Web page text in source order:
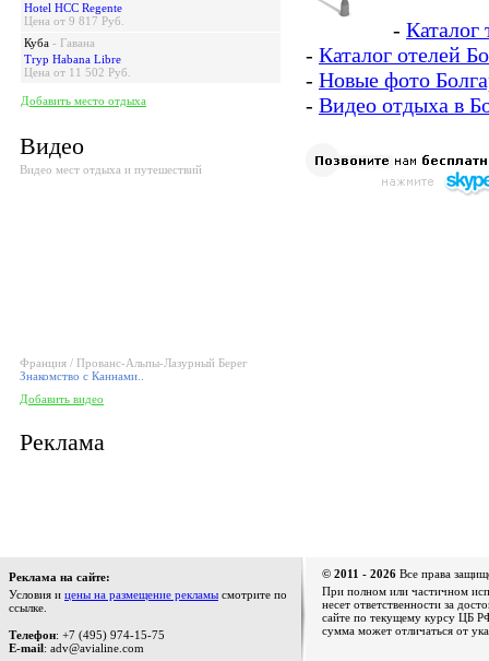
Hotel HCC Regente
Цена от 9 817 Руб.
Куба - Гавана
Tryp Habana Libre
Цена от 11 502 Руб.
Добавить место отдыха
Видео
Видео мест отдыха и путешествий
Франция / Прованс-Альпы-Лазурный Берег
Знакомство с Каннами..
Добавить видео
Реклама
- Каталог
- Каталог отелей
- Новые фото
- Видео отдыха в
Реклама на сайте:
Условия и цены на размещение рекламы смотрите по
ссылке.
Телефон: +7 (495) 974-15-75
E-mail: adv@avialine.com
© 2011 - 2026 Все права
При полном или частичном
несет ответственности за
сайте по текущему курсу ЦБ
сумма может отличаться от